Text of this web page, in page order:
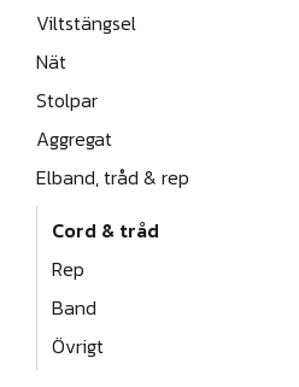
Viltstängsel
Nät
Stolpar
Aggregat
Elband, tråd & rep
Cord & tråd
Rep
Band
Övrigt